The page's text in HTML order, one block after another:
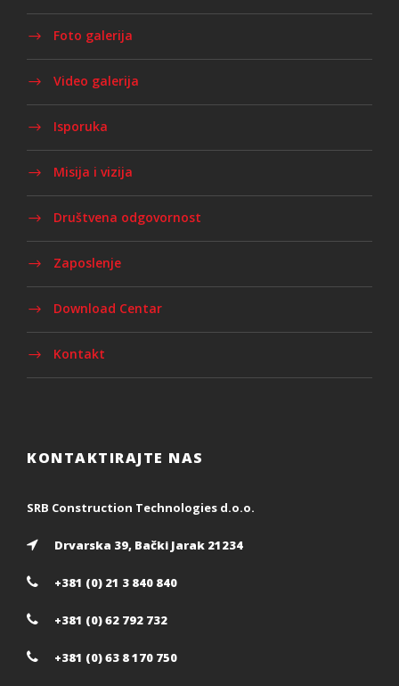
Foto galerija
Video galerija
Isporuka
Misija i vizija
Društvena odgovornost
Zaposlenje
Download Centar
Kontakt
KONTAKTIRAJTE NAS
SRB Construction Technologies d.o.o.
Drvarska 39, Bački Jarak 21234
+381 (0) 21 3 840 840
+381 (0) 62 792 732
+381 (0) 63 8 170 750